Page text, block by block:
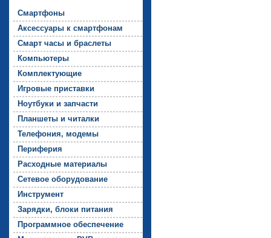
Смарт­фо­ны
Ак­сессу­ары к смарт­фо­нам
Смарт ча­сы и брас­ле­ты
Компь­юте­ры
Комп­лек­ту­ющие
Иг­ро­вые прис­тавки
Но­ут­бу­ки и зап­части
План­ше­ты и чи­тал­ки
Те­лефо­ния, мо­демы
Пе­рифе­рия
Рас­ходные ма­тери­алы
Се­тевое обо­рудо­вание
Инс­тру­мент
За­ряд­ки, бло­ки пи­тания
Прог­рамм­ное обес­пе­чение